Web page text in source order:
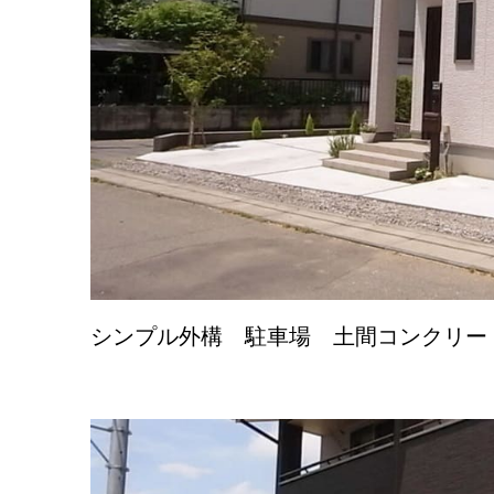
シンプル外構 駐車場 土間コンクリー